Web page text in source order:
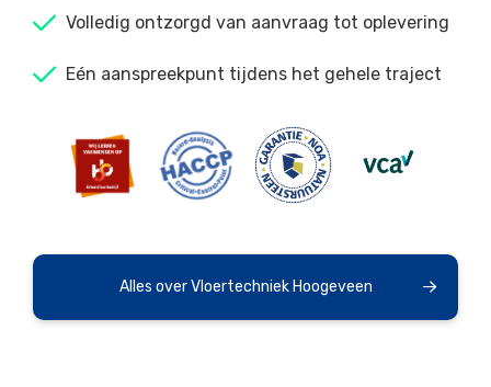
Volledig ontzorgd van aanvraag tot oplevering
Eén aanspreekpunt tijdens het gehele traject
Alles over Vloertechniek Hoogeveen